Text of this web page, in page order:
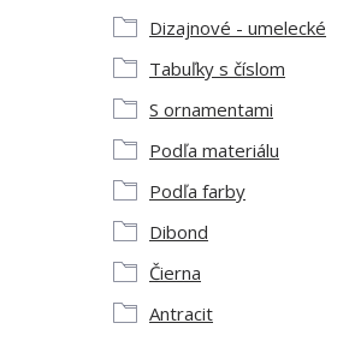
Dizajnové - umelecké
Tabuľky s číslom
S ornamentami
Podľa materiálu
Podľa farby
Dibond
Čierna
Antracit